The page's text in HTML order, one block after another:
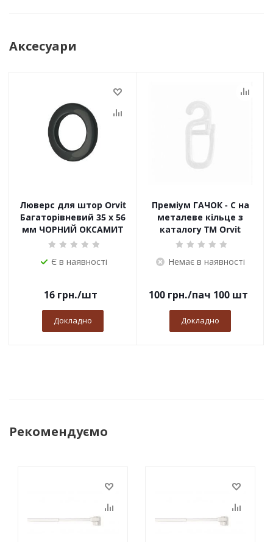
Аксесуари
Люверс для штор Orvit
Багаторівневий 35 х 56
мм ЧОРНИЙ ОКСАМИТ
Є в наявності
16 грн./шт
Докладно
Преміум ГАЧОК - С на
металеве кільце з
каталогу TM Orvit
Немає в наявності
100грн./пач 100 шт
Докладно
Рекомендуємо